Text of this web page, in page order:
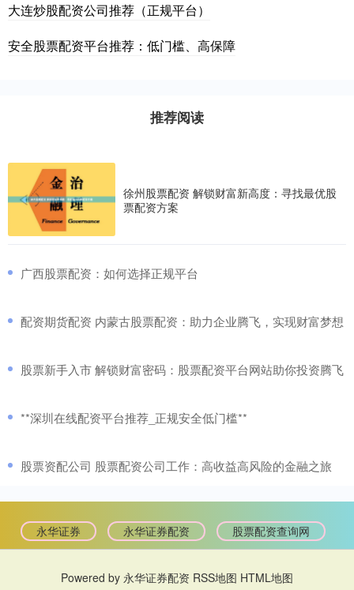
大连炒股配资公司推荐（正规平台）
安全股票配资平台推荐：低门槛、高保障
推荐阅读
徐州股票配资 解锁财富新高度：寻找最优股
票配资方案
​广西股票配资：如何选择正规平台
​配资期货配资 内蒙古股票配资：助力企业腾飞，实现财富梦想
​股票新手入市 解锁财富密码：股票配资平台网站助你投资腾飞
​**深圳在线配资平台推荐_正规安全低门槛**
​股票资配公司 股票配资公司工作：高收益高风险的金融之旅
永华证券 永华证券配资 股票配资查询网
Powered by 永华证券配资 RSS地图 HTML地图